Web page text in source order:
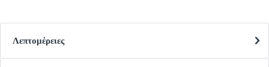
Λεπτομέρειες